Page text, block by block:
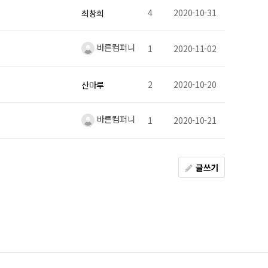
최창희 4 2020-10-31
바른컴퍼니 1 2020-11-02
산마루 2 2020-10-20
바른컴퍼니 1 2020-10-21
글쓰기